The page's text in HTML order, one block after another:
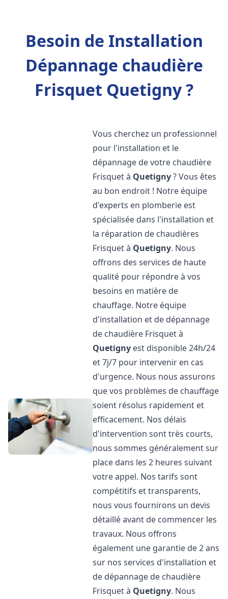
Besoin de Installation
Dépannage chaudière
Frisquet Quetigny ?
Vous cherchez un professionnel
pour l'installation et le
dépannage de votre chaudière
Frisquet à Quetigny? Vous êtes
au bon endroit ! Notre équipe
d'experts en plomberie est
spécialisée dans l'installation et
la réparation de chaudières
Frisquet à Quetigny. Nous
offrons des services de haute
qualité pour répondre à vos
besoins en matière de
chauffage. Notre équipe
d'installation et de dépannage
de chaudière Frisquet à
Quetigny est disponible 24h/24
et 7j/7 pour intervenir en cas
d'urgence. Nous nous assurons
que vos problèmes de chauffage
soient résolus rapidement et
efficacement. Nos délais
d'intervention sont très courts,
nous sommes généralement sur
place dans les 2 heures suivant
votre appel. Nos tarifs sont
compétitifs et transparents,
nous vous fournirons un devis
détaillé avant de commencer les
travaux. Nous offrons
également une garantie de 2 ans
sur nos services d'installation et
de dépannage de chaudière
Frisquet à Quetigny. Nous